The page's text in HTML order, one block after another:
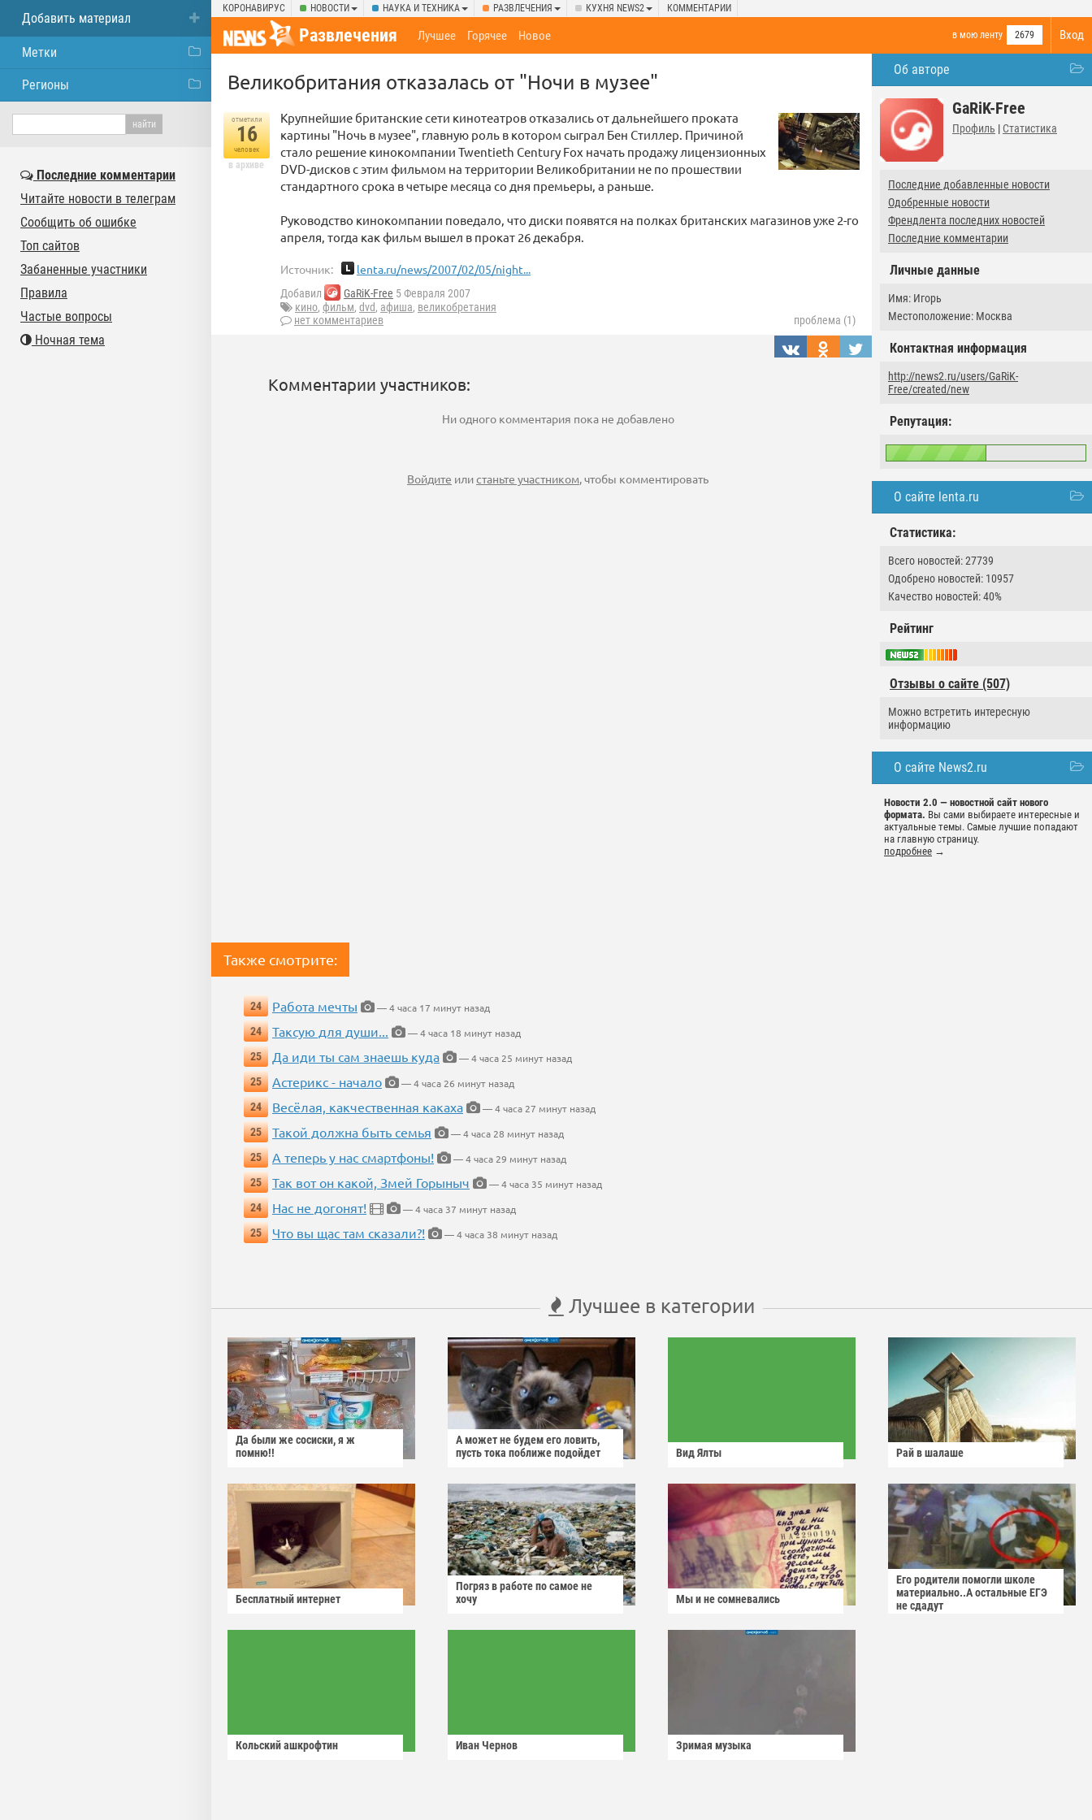
КОРОНАВИРУС НОВОСТИ НАУКА И ТЕХНИКА РАЗВЛЕЧЕНИЯ КУХНЯ NEWS2 КОММЕНТАРИИ
Вход
Развлечения в мою ленту 2679
Лучшее Горячее Новое
Об авторе
GaRiK-Free
Профиль | Статистика
Последние добавленные новости
Одобренные новости
Френдлента последних новостей
Последние комментарии
Личные данные
Имя: Игорь
Местоположение: Москва
Контактная информация
http://news2.ru/users/GaRiK-
Free/created/new
Репутация:
О сайте lenta.ru
Статистика:
Всего новостей: 27739
Одобрено новостей: 10957
Качество новостей: 40%
Рейтинг
Отзывы о сайте (507)
Можно встретить интересную
информацию
О сайте News2.ru
Новости 2.0 — новостной сайт нового
формата. Вы сами выбираете интересные и
актуальные темы. Самые лучшие попадают
на главную страницу.
подробнее →
Великобритания отказалась от "Ночи в музее"
отметили
16
человек
в архиве
Крупнейшие британские сети кинотеатров отказались от дальнейшего проката
картины "Ночь в музее", главную роль в котором сыграл Бен Стиллер. Причиной
стало решение кинокомпании Twentieth Century Fox начать продажу лицензионных
DVD-дисков с этим фильмом на территории Великобритании не по прошествии
стандартного срока в четыре месяца со дня премьеры, а раньше.
Руководство кинокомпании поведало, что диски появятся на полках британских магазинов уже 2-го
апреля, тогда как фильм вышел в прокат 26 декабря.
Источник: lenta.ru/news/2007/02/05/night...
Добавил GaRiK-Free 5 Февраля 2007
кино, фильм, dvd, афиша, великобретания
нет комментариев
проблема (1)
Комментарии участников:
Ни одного комментария пока не добавлено
Войдите илистаньте участником, чтобы комментировать
Также смотрите:
24 Работа мечты
— 4 часа 17 минут назад
24
Таксую для души...
— 4 часа 18 минут назад
25
Да иди ты сам знаешь куда
— 4 часа 25 минут назад
25
Астерикс - начало
— 4 часа 26 минут назад
24
Весёлая, какчественная какаха
— 4 часа 27 минут назад
25
Такой должна быть семья
— 4 часа 28 минут назад
25
А теперь у нас смартфоны!
— 4 часа 29 минут назад
25
Так вот он какой, Змей Горыныч
— 4 часа 35 минут назад
24
Нас не догонят!
— 4 часа 37 минут назад
25
Что вы щас там сказали?! — 4 часа 38 минут назад
Лучшее в категории
Да были же сосиски, я ж
помню!!
А может не будем его ловить,
пусть тока поближе подойдет
Вид Ялты Рай в шалаше
Бесплатный интернет
Погряз в работе по самое не
хочу
Мы и не сомневались
Его родители помогли школе
материально..А остальные ЕГЭ
не сдадут
Кольский ашкрофтин Иван Чернов Зримая музыка
Добавить материал
Метки
Регионы
Последние комментарии
Читайте новости в телеграм
Сообщить об ошибке
Топ сайтов
Забаненные участники
Правила
Частые вопросы
Ночная тема